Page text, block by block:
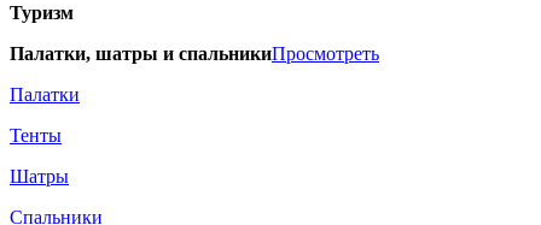
Туризм
Палатки, шатры и спальникиПросмотреть
Палатки
Тенты
Шатры
Спальники